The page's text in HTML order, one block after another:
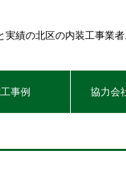
績の北区の内装工事業者
事例 協力会